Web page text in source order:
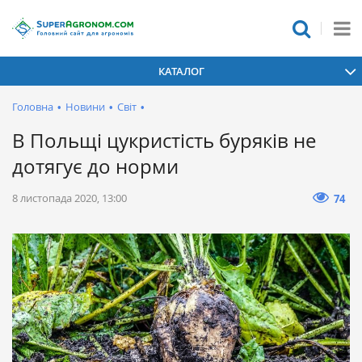
КАТАЛОГ
Головна • Новини • Світ •
В Польщі цукристість буряків не
дотягує до норми
8 листопада 2020, 13:00 74